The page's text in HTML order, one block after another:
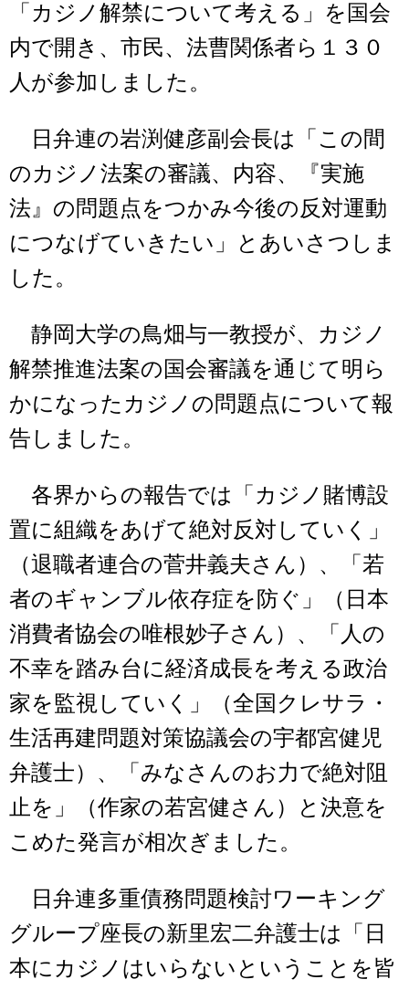
「カジノ解禁について考える」を国会
内で開き、市民、法曹関係者ら１３０
人が参加しました。
日弁連の岩渕健彦副会長は「この間
のカジノ法案の審議、内容、『実施
法』の問題点をつかみ今後の反対運動
につなげていきたい」とあいさつしま
した。
静岡大学の鳥畑与一教授が、カジノ
解禁推進法案の国会審議を通じて明ら
かになったカジノの問題点について報
告しました。
各界からの報告では「カジノ賭博設
置に組織をあげて絶対反対していく」
（退職者連合の菅井義夫さん）、「若
者のギャンブル依存症を防ぐ」（日本
消費者協会の唯根妙子さん）、「人の
不幸を踏み台に経済成長を考える政治
家を監視していく」（全国クレサラ・
生活再建問題対策協議会の宇都宮健児
弁護士）、「みなさんのお力で絶対阻
止を」（作家の若宮健さん）と決意を
こめた発言が相次ぎました。
日弁連多重債務問題検討ワーキング
グループ座長の新里宏二弁護士は「日
本にカジノはいらないということを皆